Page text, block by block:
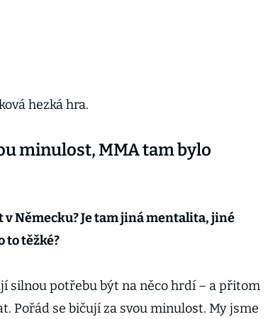
hezká hra.
minulost, MMA tam bylo
v Německu? Je tam jiná mentalita, jiné
to těžké?
silnou potřebu být na něco hrdí – a přitom
Pořád se bičují za svou minulost. My jsme